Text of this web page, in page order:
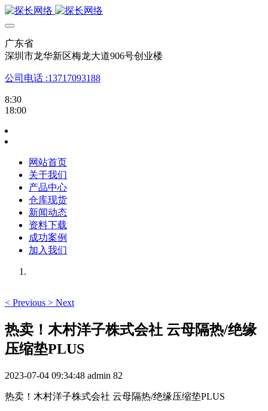
广东省
深圳市龙华新区梅龙大道906号创业楼
公司电话 :13717093188
8:30
18:00
网站首页
关于我们
产品中心
仓库现货
新闻动态
资料下载
成功案例
加入我们
< Previous > Next
热卖！木村洋子株式会社 云母隔热/绝缘
压缩垫PLUS
2023-07-04 09:34:48 admin 82
热卖！木村洋子株式会社 云母隔热/绝缘压缩垫PLUS